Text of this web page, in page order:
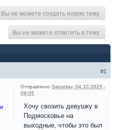
Вы не можете создать новую тему
Вы не можете ответить в тему
#1
Отправлено Saturday, 04.10.2025 -
09:05
Хочу свозить девушку в
Подмосковье на
выходные, чтобы это был